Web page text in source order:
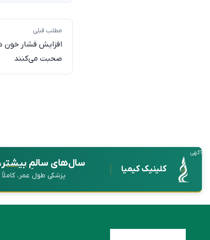
مطلب قبلی
افزایش فشار خون
صحبت می‌کنند
آگهی
کلینیک کیمیا سال‌های سالمِبیشتر
پزشکی طول عمر،